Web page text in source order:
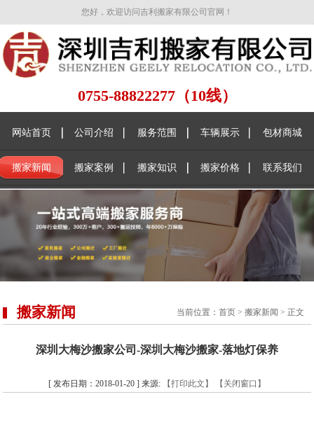
您好，欢迎访问吉利搬家有限公司官网！
0755-88822277（10线）
网站首页 公司介绍 服务范围 车辆展示 包材商城
搬家新闻 搬家案例 搬家知识 搬家价格 联系我们
搬家新闻 当前位置： 首页> 搬家新闻 > 正文
深圳大梅沙搬家公司-深圳大梅沙搬家-落地灯保养
[ 发布日期：2018-01-20 ] 来源: 【打印此文】 【关闭窗口】